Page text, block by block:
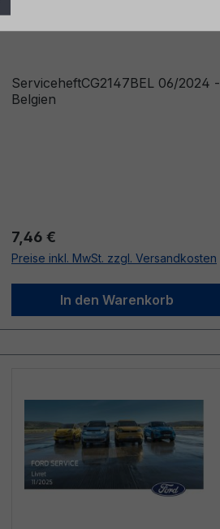
ServiceheftCG2147BEL 06/2024 -
Belgien
Regulärer Preis:
7,46 €
Preise inkl. MwSt. zzgl. Versandkosten
In den Warenkorb